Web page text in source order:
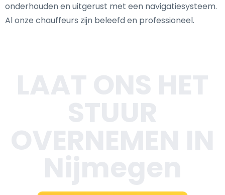
onderhouden en uitgerust met een navigatiesysteem.
Al onze chauffeurs zijn beleefd en professioneel.